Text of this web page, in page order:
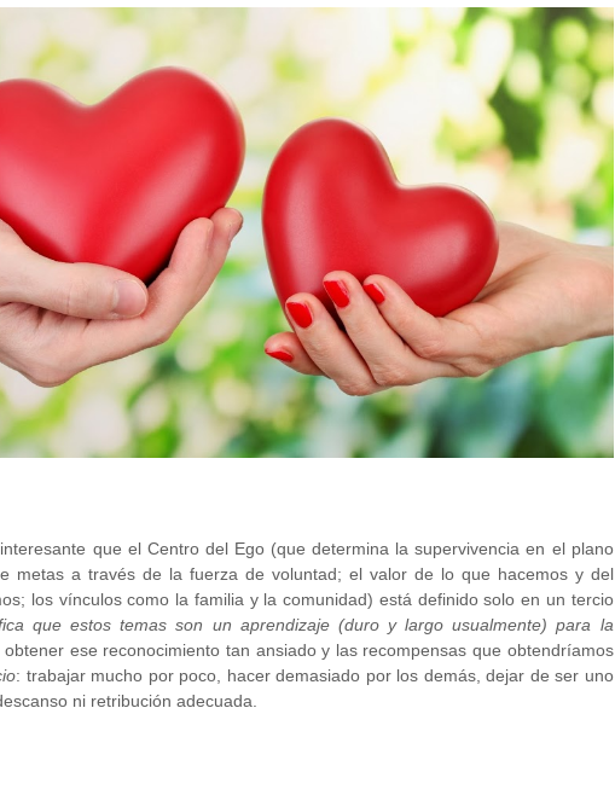
que el Centro del Ego (que determina la supervivencia en el plano
metas a través de la fuerza de voluntad; el valor de lo que hacemos y del
los vínculos como la familia y la comunidad) está definido solo en un tercio
que estos temas son un aprendizaje (duro y largo usualmente) para la
ese reconocimiento tan ansiado y las recompensas que obtendríamos
: trabajar mucho por poco, hacer demasiado por los demás, dejar de ser uno
ni retribución adecuada.